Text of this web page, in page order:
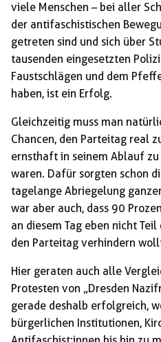
viele Menschen – bei aller
der antifaschistischen
getreten sind und sich über
tausenden eingesetzten
Faustschlägen und dem
haben, ist ein Erfolg.
Gleichzeitig muss man
Chancen, den Parteitag real
ernsthaft in seinem Ablauf
waren. Dafür sorgten schon
tagelange Abriegelung
war aber auch, dass 90
an diesem Tag eben nicht
den Parteitag verhindern
Hier geraten auch alle
Protesten von „Dresden
gerade deshalb erfolgreich,
bürgerlichen Institutionen,